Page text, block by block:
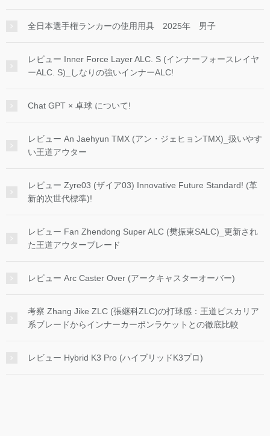
全日本選手権ランカーの使用用具 2025年 男子
レビュー Inner Force Layer ALC. S (インナーフォースレイヤ
ーALC. S)_しなりの強いインナーALC!
Chat GPT × 卓球 について!
レビュー An Jaehyun TMX (アン・ジェヒョンTMX)_扱いやす
い王道アウター
レビュー Zyre03 (ザイア03) Innovative Future Standard! (革
新的次世代標準)!
レビュー Fan Zhendong Super ALC (樊振東SALC)_更新され
た王道アウターブレード
レビュー Arc Caster Over (アークキャスターオーバー)
考察 Zhang Jike ZLC (張継科ZLC)の打球感：王道ビスカリア
系ブレードからインナーカーボンラケットとの徹底比較
レビュー Hybrid K3 Pro (ハイブリッドK3プロ)